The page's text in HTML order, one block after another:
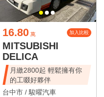
16.80 萬 加入比較
MITSUBISHI
DELICA
月繳2800起 輕鬆擁有你
的工啜好夥伴
台中市 / 駿曜汽車